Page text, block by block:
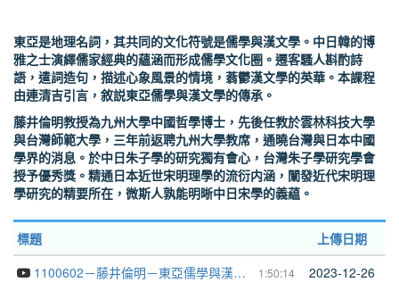
東亞是地理名詞，其共同的文化符號是儒學與漢文學。中日韓的博
雅之士演繹儒家經典的蘊涵而形成儒學文化圈。遷客騷人斟酌詩
語，遣詞造句，描述心象風景的情境，蓊鬱漢文學的英華。本課程
由連清吉引言，敘説東亞儒學與漢文學的傳承。
藤井倫明教授為九州大學中國哲學博士，先後任教於雲林科技大學
與台灣師範大學，三年前返聘九州大學教席，通曉台灣與日本中國
學界的消息。於中日朱子學的研究獨有會心，台灣朱子學研究學會
授予優秀獎。精通日本近世宋明理學的流衍内涵，闡發近代宋明理
學研究的精要所在，微斯人孰能明晰中日宋學的義藴。
標題 上傳日期
1:50:14
1100602－藤井倫明－東亞儒學與漢文學───日本近代的宋明理學研究 2023-12-26